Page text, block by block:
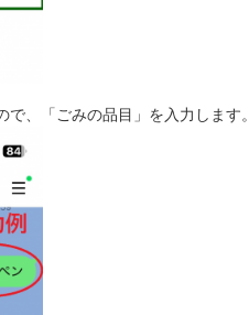
で、「ごみの品目」を入力します。